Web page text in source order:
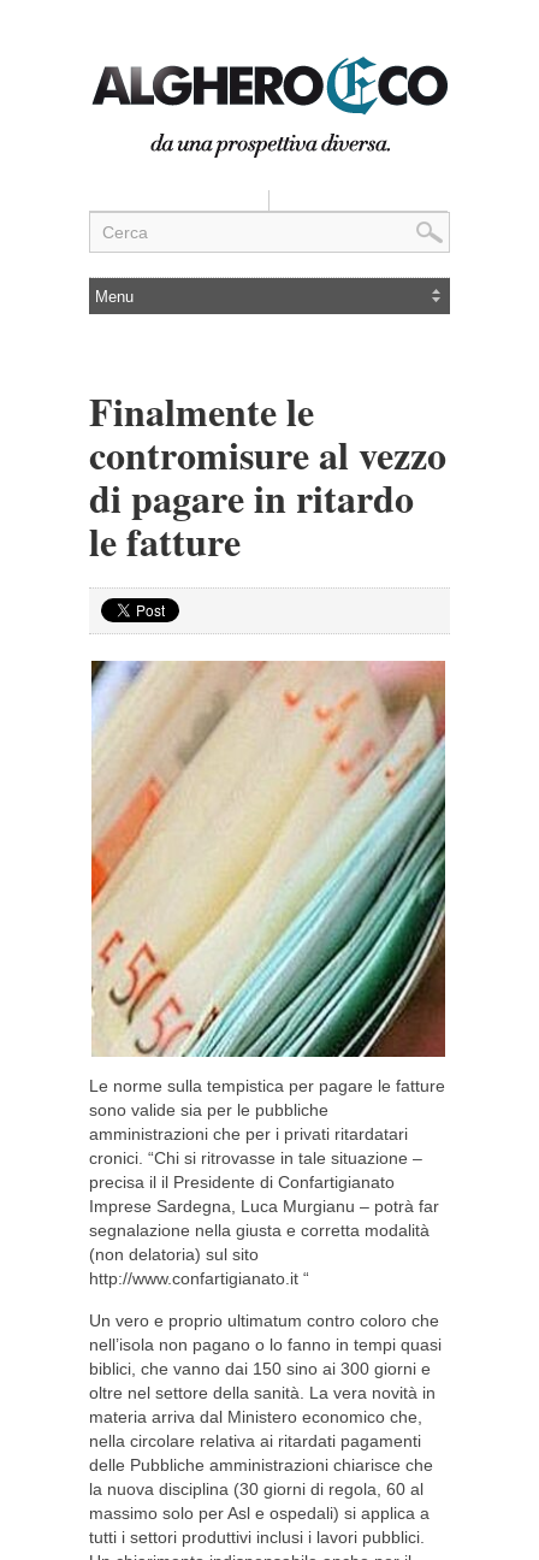
Finalmente le
contromisure al vezzo
di pagare in ritardo
le fatture
Le norme sulla tempistica per pagare le fatture
sono valide sia per le pubbliche
amministrazioni che per i privati ritardatari
cronici. “Chi si ritrovasse in tale situazione –
precisa il il Presidente di Confartigianato
Imprese Sardegna, Luca Murgianu – potrà far
segnalazione nella giusta e corretta modalità
(non delatoria) sul sito
http://www.confartigianato.it “
Un vero e proprio ultimatum contro coloro che
nell’isola non pagano o lo fanno in tempi quasi
biblici, che vanno dai 150 sino ai 300 giorni e
oltre nel settore della sanità. La vera novità in
materia arriva dal Ministero economico che,
nella circolare relativa ai ritardati pagamenti
delle Pubbliche amministrazioni chiarisce che
la nuova disciplina (30 giorni di regola, 60 al
massimo solo per Asl e ospedali) si applica a
tutti i settori produttivi inclusi i lavori pubblici.